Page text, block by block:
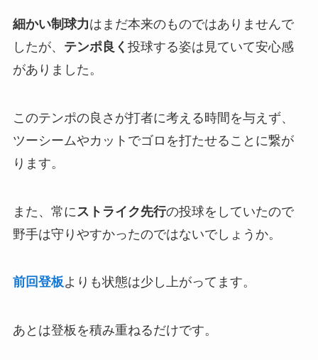
細かい制球力はまだ本来のものではありませんで
したが、 テンポ良く 投球する姿は見ていて安心感
がありました。
このテンポの良さが打者に考える時間を与えず、
ツーシームやカットでゴロを打たせることに繋が
ります。
また、常に ストライク先行の投球をしていたので
野手は守りやすかったのではないでしょうか。
前回登板よりも状態は少し上がってます。
あとは登板を積み重ねるだけです。